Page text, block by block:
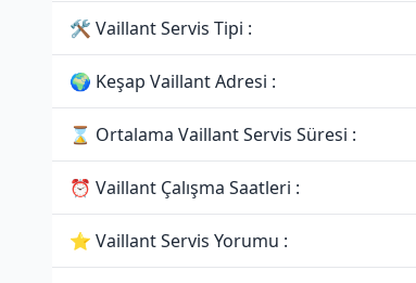
🛠 Vaillant Servis Tipi :
🌍 Keşap Vaillant Adresi :
⌛ Ortalama Vaillant Servis Süresi :
⏰ Vaillant Çalışma Saatleri :
⭐ Vaillant Servis Yorumu :